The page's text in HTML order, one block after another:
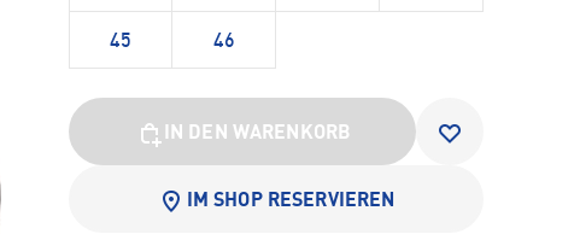
45 46
IN DEN WARENKORB
IM SHOP RESERVIEREN